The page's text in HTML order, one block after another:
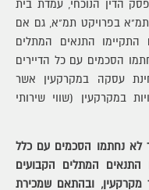
הדין הנוכחי, עמדת בית
תמ"א בפרויקט תמ"א, גם אם
התנאים המתלים
הסכמים עם כל הדיירים
עסקה במקרקעין אשר
במקרקעין (שווי שירותי
לא נחתמו הסכמים עם כלל
התנאים המתלים הקבועים
מקרקעין, ובהתאם שמכירת